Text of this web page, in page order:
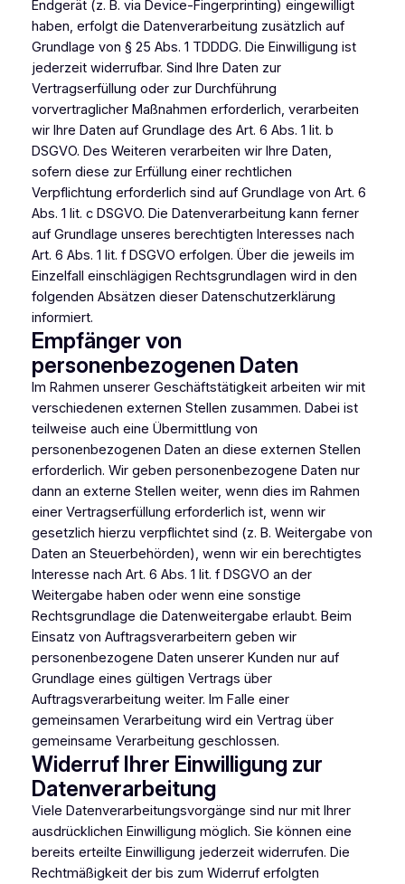
Endgerät (z. B. via Device-Fingerprinting) eingewilligt
haben, erfolgt die Datenverarbeitung zusätzlich auf
Grundlage von § 25 Abs. 1 TDDDG. Die Einwilligung ist
jederzeit widerrufbar. Sind Ihre Daten zur
Vertragserfüllung oder zur Durchführung
vorvertraglicher Maßnahmen erforderlich, verarbeiten
wir Ihre Daten auf Grundlage des Art. 6 Abs. 1 lit. b
DSGVO. Des Weiteren verarbeiten wir Ihre Daten,
sofern diese zur Erfüllung einer rechtlichen
Verpflichtung erforderlich sind auf Grundlage von Art. 6
Abs. 1 lit. c DSGVO. Die Datenverarbeitung kann ferner
auf Grundlage unseres berechtigten Interesses nach
Art. 6 Abs. 1 lit. f DSGVO erfolgen. Über die jeweils im
Einzelfall einschlägigen Rechtsgrundlagen wird in den
folgenden Absätzen dieser Datenschutzerklärung
informiert.
Empfänger von
personenbezogenen Daten
Im Rahmen unserer Geschäftstätigkeit arbeiten wir mit
verschiedenen externen Stellen zusammen. Dabei ist
teilweise auch eine Übermittlung von
personenbezogenen Daten an diese externen Stellen
erforderlich. Wir geben personenbezogene Daten nur
dann an externe Stellen weiter, wenn dies im Rahmen
einer Vertragserfüllung erforderlich ist, wenn wir
gesetzlich hierzu verpflichtet sind (z. B. Weitergabe von
Daten an Steuerbehörden), wenn wir ein berechtigtes
Interesse nach Art. 6 Abs. 1 lit. f DSGVO an der
Weitergabe haben oder wenn eine sonstige
Rechtsgrundlage die Datenweitergabe erlaubt. Beim
Einsatz von Auftragsverarbeitern geben wir
personenbezogene Daten unserer Kunden nur auf
Grundlage eines gültigen Vertrags über
Auftragsverarbeitung weiter. Im Falle einer
gemeinsamen Verarbeitung wird ein Vertrag über
gemeinsame Verarbeitung geschlossen.
Widerruf Ihrer Einwilligung zur
Datenverarbeitung
Viele Datenverarbeitungsvorgänge sind nur mit Ihrer
ausdrücklichen Einwilligung möglich. Sie können eine
bereits erteilte Einwilligung jederzeit widerrufen. Die
Rechtmäßigkeit der bis zum Widerruf erfolgten